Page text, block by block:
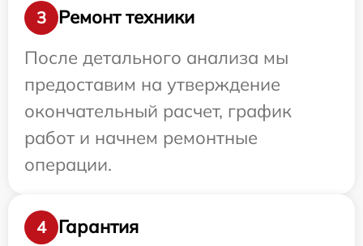
3
Ремонт техники
После детального анализа мы
предоставим на утверждение
окончательный расчет, график
работ и начнем ремонтные
операции.
4
Гарантия